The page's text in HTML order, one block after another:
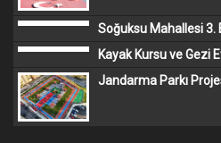
Soğuksu Mahallesi 3.
Kayak Kursu ve Gezi
Jandarma Parkı